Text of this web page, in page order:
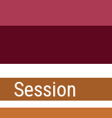
Session